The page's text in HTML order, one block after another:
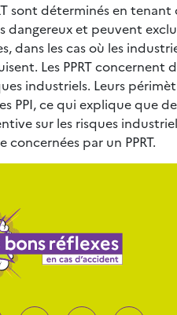
sont déterminés en
dangereux et peuvent
dans les cas où les
Les PPRT concernent
industriels. Leurs
PPI, ce qui explique que
sur les risques
par un PPRT.